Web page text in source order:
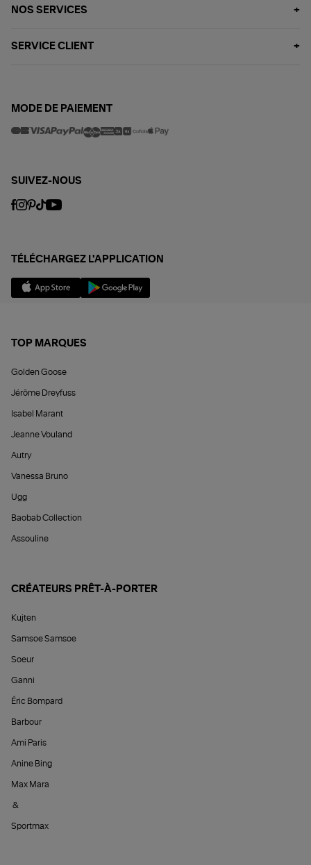
NOS SERVICES
SERVICE CLIENT
MODE DE PAIEMENT
SUIVEZ-NOUS
TÉLÉCHARGEZ L'APPLICATION
TOP MARQUES
Golden Goose
Jérôme Dreyfuss
Isabel Marant
Jeanne Vouland
Autry
Vanessa Bruno
Ugg
Baobab Collection
Assouline
CRÉATEURS PRÊT-À-PORTER
Kujten
Samsoe Samsoe
Soeur
Ganni
Éric Bompard
Barbour
Ami Paris
Anine Bing
Max Mara
&
Sportmax